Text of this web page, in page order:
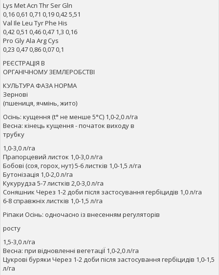
Lys Met Acn Thr Ser Gln
0,16 0,61 0,71 0,19 0,42 5,51
Val Ile Leu Tyr Phe His
0,42 0,51 0,46 0,47 1,3 0,16
Pro Gly Ala Arg Cys
0,23 0,47 0,86 0,07 0,1
РЕЄСТРАЦІЯ В
ОРГАНІЧНОМУ ЗЕМЛЕРОБСТВІ
КУЛЬТУРА ФАЗА НОРМА
Зернові
(пшениця, ячмінь, жито)
Осінь: кущення (t° не менше 5°С) 1,0-2,0 л/га
Весна: кінець кущення - початок виходу в
трубку
1,0-3,0 л/га
Прапорцевий листок 1,0-3,0 л/га
Бобові (соя, горох, нут) 5-6 листків 1,0-1,5 л/га
Бутонізація 1,0-2,0 л/га
Кукурудза 5-7 листків 2,0-3,0 л/га
Соняшник Через 1-2 доби після застосування гербіцидів 1,0 л/га
6-8 справжніх листків 1,0-1,5 л/га
Ріпаки Осінь: одночасно із внесенням регуляторів
росту
1,5-3,0 л/га
Весна: при відновленні вегетаціЇ 1,0-2,0 л/га
Цукрові буряки Через 1-2 доби після застосування гербіцидів 1,0-1,5
л/га